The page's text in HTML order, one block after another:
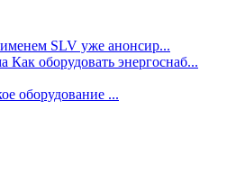
SLV уже анонсир...
Как оборудовать энергоснаб...
оборудование ...